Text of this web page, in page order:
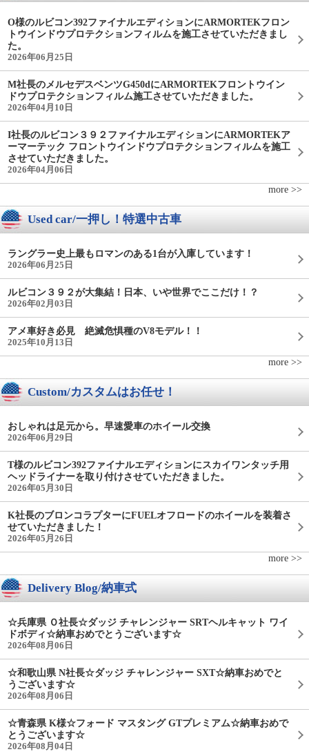
O様のルビコン392ファイナルエディションにARMORTEKフロン
トウインドウプロテクションフィルムを施工させていただきまし
た。
2026年06月25日
M社長のメルセデスベンツG450dにARMORTEKフロントウイン
ドウプロテクションフィルム施工させていただきました。
2026年04月10日
I社長のルビコン３９２ファイナルエディションにARMORTEKア
ーマーテック フロントウインドウプロテクションフィルムを施工
させていただきました。
2026年04月06日
more >>
Used car/一押し！特選中古車
ラングラー史上最もロマンのある1台が入庫しています！
2026年06月25日
ルビコン３９２が大集結！日本、いや世界でここだけ！？
2026年02月03日
アメ車好き必見 絶滅危惧種のV8モデル！！
2025年10月13日
more >>
Custom/カスタムはお任せ！
おしゃれは足元から。早速愛車のホイール交換
2026年06月29日
T様のルビコン392ファイナルエディションにスカイワンタッチ用
ヘッドライナーを取り付けさせていただきました。
2026年05月30日
K社長のブロンコラプターにFUELオフロードのホイールを装着さ
せていただきました！
2026年05月26日
more >>
Delivery Blog/納車式
☆兵庫県 Ｏ社長☆ダッジ チャレンジャー SRTヘルキャット ワイ
ドボディ☆納車おめでとうございます☆
2026年08月06日
☆和歌山県 N社長☆ダッジ チャレンジャー SXT☆納車おめでと
うございます☆
2026年08月06日
☆青森県 K様☆フォード マスタング GTプレミアム☆納車おめで
とうございます☆
2026年08月04日